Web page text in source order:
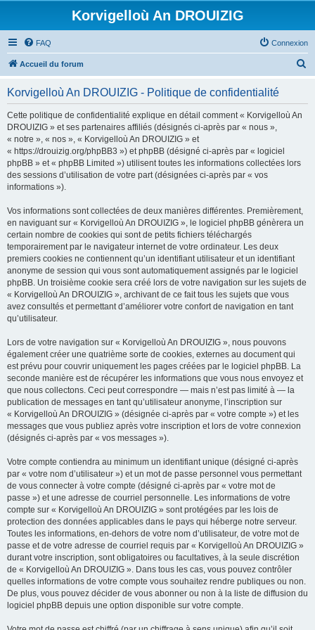
Korvigelloù An DROUIZIG
FAQ Connexion
Accueil du forum
Korvigelloù An DROUIZIG - Politique de confidentialité
Cette politique de confidentialité explique en détail comment « Korvigelloù An
DROUIZIG » et ses partenaires affiliés (désignés ci-après par « nous »,
« notre », « nos », « Korvigelloù An DROUIZIG » et
« https://drouizig.org/phpBB3 ») et phpBB (désigné ci-après par « logiciel
phpBB » et « phpBB Limited ») utilisent toutes les informations collectées lors
des sessions d’utilisation de votre part (désignées ci-après par « vos
informations »).
Vos informations sont collectées de deux manières différentes. Premièrement,
en naviguant sur « Korvigelloù An DROUIZIG », le logiciel phpBB génèrera un
certain nombre de cookies qui sont de petits fichiers téléchargés
temporairement par le navigateur internet de votre ordinateur. Les deux
premiers cookies ne contiennent qu’un identifiant utilisateur et un identifiant
anonyme de session qui vous sont automatiquement assignés par le logiciel
phpBB. Un troisième cookie sera créé lors de votre navigation sur les sujets de
« Korvigelloù An DROUIZIG », archivant de ce fait tous les sujets que vous
avez consultés et permettant d’améliorer votre confort de navigation en tant
qu’utilisateur.
Lors de votre navigation sur « Korvigelloù An DROUIZIG », nous pouvons
également créer une quatrième sorte de cookies, externes au document qui
est prévu pour couvrir uniquement les pages créées par le logiciel phpBB. La
seconde manière est de récupérer les informations que vous nous envoyez et
que nous collectons. Ceci peut correspondre — mais n’est pas limité à — la
publication de messages en tant qu’utilisateur anonyme, l’inscription sur
« Korvigelloù An DROUIZIG » (désignée ci-après par « votre compte ») et les
messages que vous publiez après votre inscription et lors de votre connexion
(désignés ci-après par « vos messages »).
Votre compte contiendra au minimum un identifiant unique (désigné ci-après
par « votre nom d’utilisateur ») et un mot de passe personnel vous permettant
de vous connecter à votre compte (désigné ci-après par « votre mot de
passe ») et une adresse de courriel personnelle. Les informations de votre
compte sur « Korvigelloù An DROUIZIG » sont protégées par les lois de
protection des données applicables dans le pays qui héberge notre serveur.
Toutes les informations, en-dehors de votre nom d’utilisateur, de votre mot de
passe et de votre adresse de courriel requis par « Korvigelloù An DROUIZIG »
durant votre inscription, sont obligatoires ou facultatives, à la seule discrétion
de « Korvigelloù An DROUIZIG ». Dans tous les cas, vous pouvez contrôler
quelles informations de votre compte vous souhaitez rendre publiques ou non.
De plus, vous pouvez décider de vous abonner ou non à la liste de diffusion du
logiciel phpBB depuis une option disponible sur votre compte.